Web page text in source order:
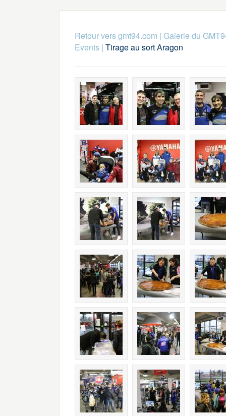
Retour vers gmt94.com | Galerie du
Events| Tirage au sort Aragon